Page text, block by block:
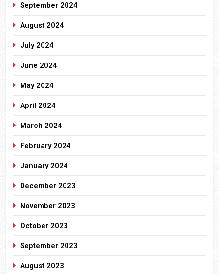
September 2024
August 2024
July 2024
June 2024
May 2024
April 2024
March 2024
February 2024
January 2024
December 2023
November 2023
October 2023
September 2023
August 2023